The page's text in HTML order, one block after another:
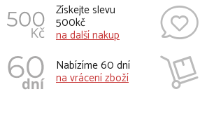
Získejte slevu
500kč
na další nakup
Nabízíme 60 dní
na vrácení zboží